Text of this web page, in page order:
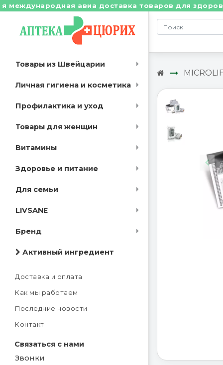
авиа доставка товаров для здоровья
Товары из Швейцарии
Личная гигиена и косметика
Профилактика и уход
Товары для женщин
Витамины
Здоровье и питание
Для семьи
LIVSANE
Бренд
Активный ингредиент
Доставка и оплата
Как мы работаем
Последние новости
Контакт
Связаться с нами
Звонки